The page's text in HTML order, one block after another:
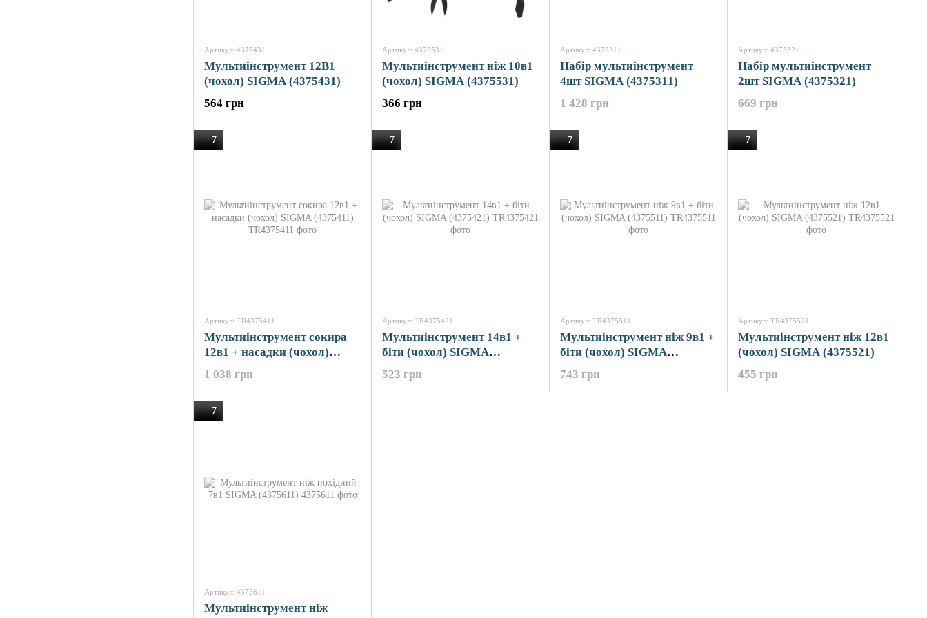
Артикул: 4375431
Мультиінструмент 12В1
(чохол) SIGMA (4375431)
564 грн
Артикул: 4375531
Мультиінструмент ніж 10в1
(чохол) SIGMA (4375531)
366 грн
Артикул: 4375311
Набір мультиінструмент
4шт SIGMA (4375311)
1 428 грн
Артикул: 4375321
Набір мультиінструмент
2шт SIGMA (4375321)
669 грн
7
Артикул: TR4375411
Мультиінструмент сокира
12в1 + насадки (чохол)
SIGMA (4375411)
1 038 грн
7
Артикул: TR4375421
Мультиінструмент 14в1 +
біти (чохол) SIGMA
(4375421)
523 грн
7
Артикул: TR4375511
Мультиінструмент ніж 9в1 +
біти (чохол) SIGMA
(4375511)
743 грн
7
Артикул: TR4375521
Мультиінструмент ніж 12в1
(чохол) SIGMA (4375521)
455 грн
7
Артикул: 4375611
Мультиінструмент ніж